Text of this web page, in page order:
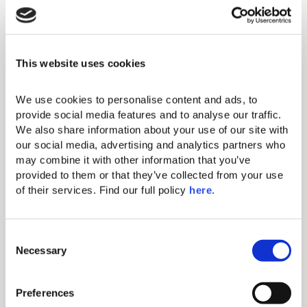
This website uses cookies
We use cookies to personalise content and ads, to
provide social media features and to analyse our traffic.
We also share information about your use of our site with
our social media, advertising and analytics partners who
may combine it with other information that you’ve
provided to them or that they’ve collected from your use
of their services. Find our full policy here.
Necessary
Preferences
Télévision par câble et télévision par
Sèche-cheveux
Fer & planche à repasser
Coffre
Téléphone
Peignoir